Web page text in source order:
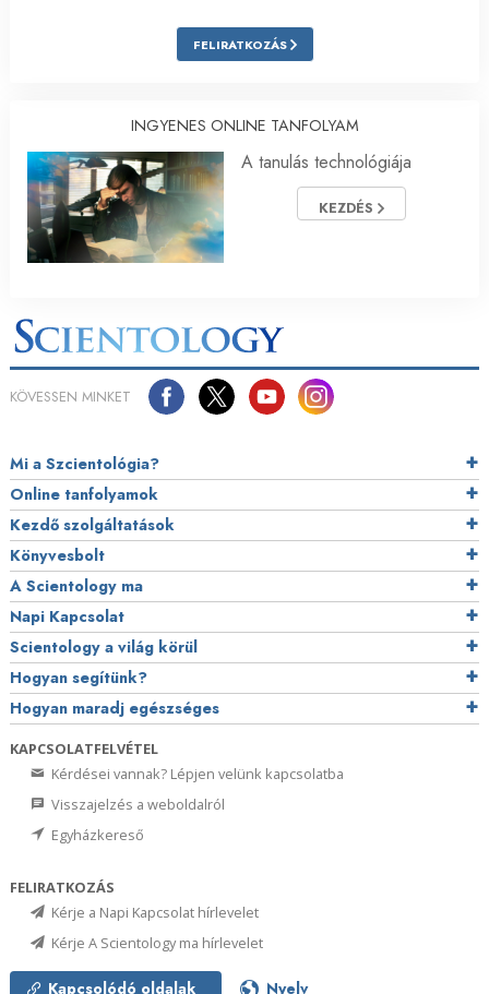
FELIRATKOZÁS
INGYENES ONLINE TANFOLYAM
A tanulás technológiája
KEZDÉS
KÖVESSEN MINKET
Mi a Szcientológia?
Online tanfolyamok
Kezdő szolgáltatások
Könyvesbolt
A Scientology ma
Napi Kapcsolat
Scientology a világ körül
Hogyan segítünk?
Hogyan maradj egészséges
KAPCSOLATFELVÉTEL
Kérdései vannak? Lépjen velünk kapcsolatba
Visszajelzés a weboldalról
Egyházkereső
FELIRATKOZÁS
Kérje a Napi Kapcsolat hírlevelet
Kérje A Scientology ma hírlevelet
Kapcsolódó oldalak Nyelv